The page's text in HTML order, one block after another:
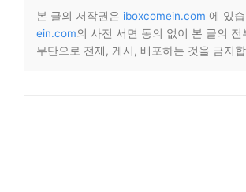
본 글의 저작권은 iboxcomein.com 에 있
ein.com의 사전 서면 동의 없이 본 글의 전
무단으로 전재, 게시, 배포하는 것을 금지